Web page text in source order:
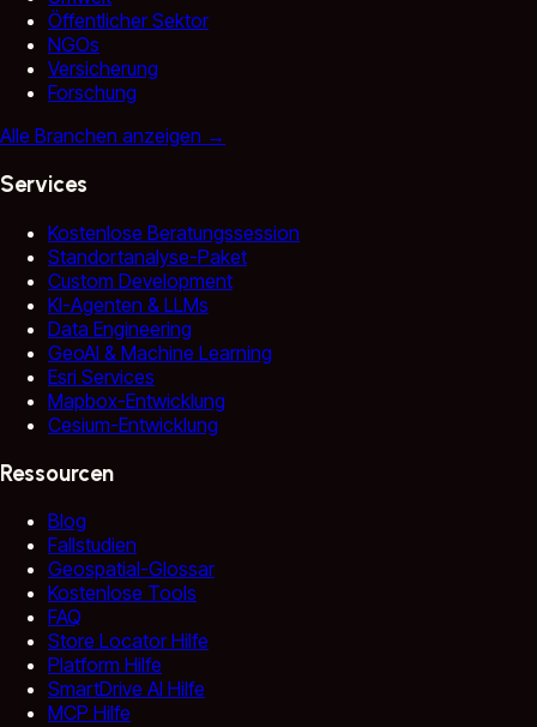
Öffentlicher Sektor
NGOs
Versicherung
Forschung
Alle Branchen anzeigen →
Services
Kostenlose Beratungssession
Standortanalyse-Paket
Custom Development
KI-Agenten & LLMs
Data Engineering
GeoAI & Machine Learning
Esri Services
Mapbox-Entwicklung
Cesium-Entwicklung
Ressourcen
Blog
Fallstudien
Geospatial-Glossar
Kostenlose Tools
FAQ
Store Locator Hilfe
Platform Hilfe
SmartDrive AI Hilfe
MCP Hilfe